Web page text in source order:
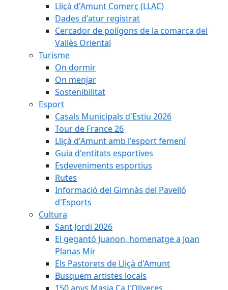
Lliçà d'Amunt Comerç (LLAC)
Dades d'atur registrat
Cercador de polígons de la comarca del
Vallès Oriental
Turisme
On dormir
On menjar
Sostenibilitat
Esport
Casals Municipals d'Estiu 2026
Tour de France 26
Lliçà d'Amunt amb l'esport femení
Guia d'entitats esportives
Esdeveniments esportius
Rutes
Informació del Gimnàs del Pavelló
d'Esports
Cultura
Sant Jordi 2026
El gegantó Juanon, homenatge a Joan
Planas Mir
Els Pastorets de Lliçà d'Amunt
Busquem artistes locals